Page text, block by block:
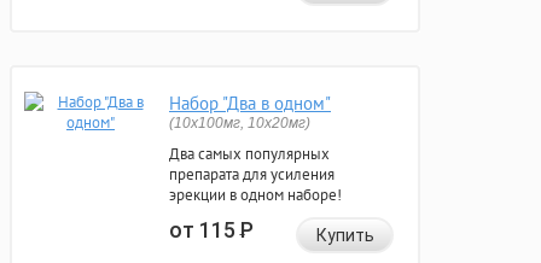
Набор "Два в одном"
(10x100мг, 10x20мг)
Два самых популярных
препарата для усиления
эрекции в одном наборе!
от 115Р Купить